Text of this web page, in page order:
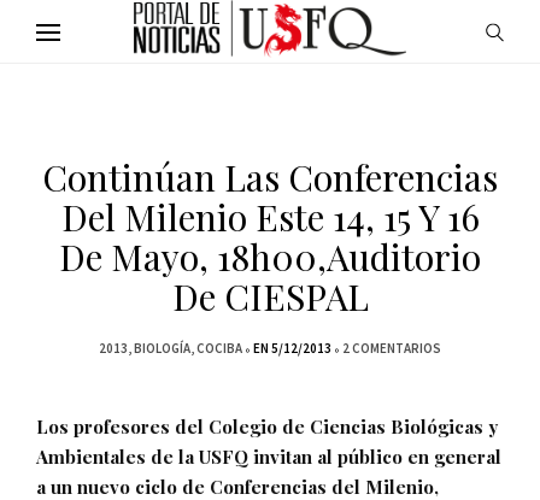
Continúan Las Conferencias
Del Milenio Este 14, 15 Y 16
De Mayo, 18h00,Auditorio
De CIESPAL
2013 BIOLOGÍA COCIBA EN 5/12/2013 2 COMENTARIOS
Los profesores del Colegio de Ciencias Biológicas y
Ambientales de la USFQ invitan al público en general
a un nuevo ciclo de Conferencias del Milenio,